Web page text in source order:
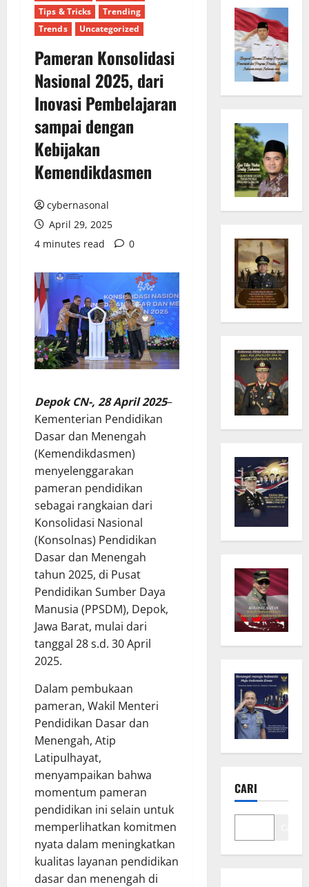
Tips & Tricks
Trending
Trends
Uncategorized
Pameran Konsolidasi
Nasional 2025, dari
Inovasi Pembelajaran
sampai dengan
Kebijakan
Kemendikdasmen
cybernasonal
April 29, 2025
4 minutes read
0
Depok CN-, 28 April 2025–
Kementerian Pendidikan
Dasar dan Menengah
(Kemendikdasmen)
menyelenggarakan
pameran pendidikan
sebagai rangkaian dari
Konsolidasi Nasional
(Konsolnas) Pendidikan
Dasar dan Menengah
tahun 2025, di Pusat
Pendidikan Sumber Daya
Manusia (PPSDM), Depok,
Jawa Barat, mulai dari
tanggal 28 s.d. 30 April
2025.
Dalam pembukaan
pameran, Wakil Menteri
Pendidikan Dasar dan
Menengah, Atip
Latipulhayat,
menyampaikan bahwa
momentum pameran
pendidikan ini selain untuk
memperlihatkan komitmen
nyata dalam meningkatkan
kualitas layanan pendidikan
dasar dan menengah di
CARI